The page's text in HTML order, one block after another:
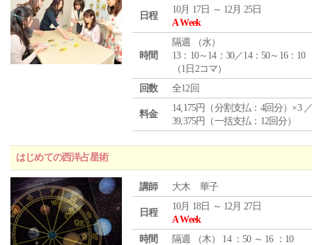
日程
10月 17日 ～ 12月 25日
A Week
時間
隔週 （水）
13：10～14：30／14：50～16：10
（1日2コマ）
回数
全12回
料金
14,175円（分割支払：4回分）×3
39,375円（一括支払：12回分）
はじめての西洋占星術
講師 大木 華子
日程
10月 18日 ～ 12月 27日
A Week
時間
隔週 （木） 14 ：50 ～ 16 ：10